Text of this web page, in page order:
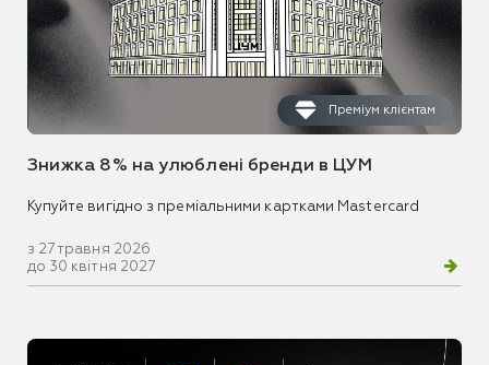
Преміум клієнтам
Знижка 8% на улюблені бренди в ЦУМ
Купуйте вигідно з преміальними картками Mastercard
з 27 травня 2026
до 30 квітня 2027